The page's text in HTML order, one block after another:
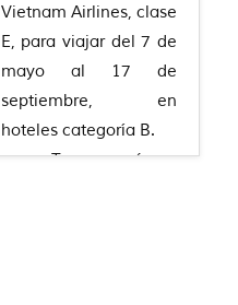
Vietnam Airlines, clase
E, para viajar del 7 de
mayo al 17 de
septiembre, en
hoteles categoría B.
Tasas aéreas